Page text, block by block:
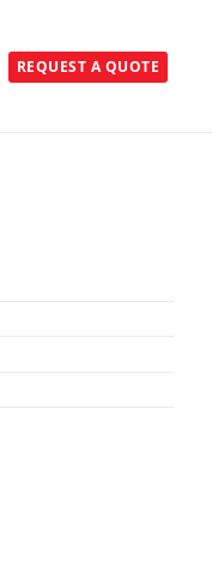
REQUEST A QUOTE